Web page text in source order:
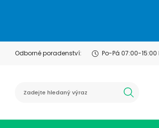
Odborné poradenství: Po-Pá 07:00-